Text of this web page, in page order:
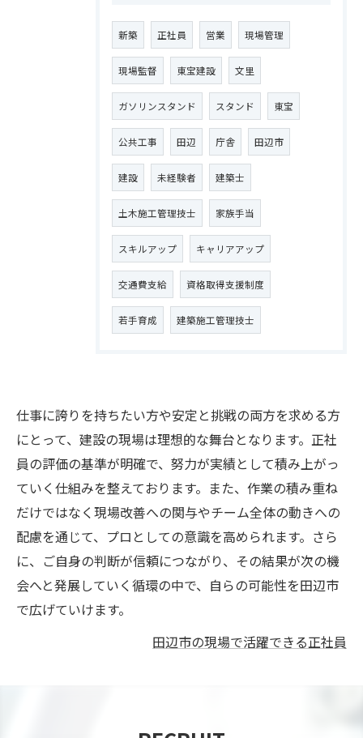
新築 正社員 営業 現場管理
現場監督 東宝建設 文里
ガソリンスタンド スタンド 東宝
公共工事 田辺 庁舎 田辺市
建設 未経験者 建築士
土木施工管理技士 家族手当
スキルアップ キャリアアップ
交通費支給 資格取得支援制度
若手育成 建築施工管理技士
仕事に誇りを持ちたい方や安定と挑戦の両方を求める方
にとって、建設の現場は理想的な舞台となります。正社
員の評価の基準が明確で、努力が実績として積み上がっ
ていく仕組みを整えております。また、作業の積み重ね
だけではなく現場改善への関与やチーム全体の動きへの
配慮を通じて、プロとしての意識を高められます。さら
に、ご自身の判断が信頼につながり、その結果が次の機
会へと発展していく循環の中で、自らの可能性を田辺市
で広げていけます。
田辺市の現場で活躍できる正社員